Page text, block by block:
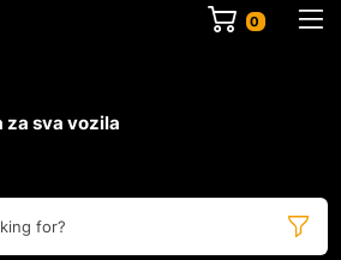
0
za sva vozila
for?